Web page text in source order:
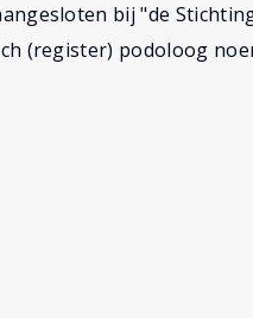
bij "de
(register) podoloog